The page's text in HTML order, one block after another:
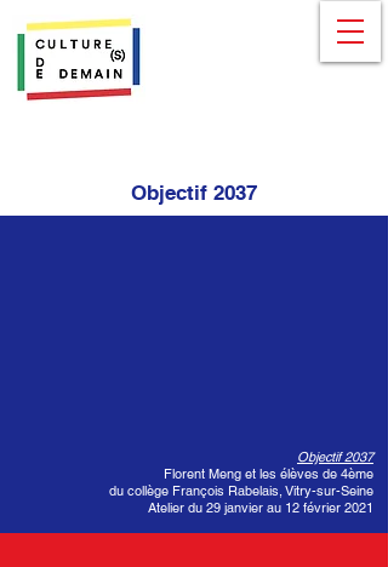
Objectif 2037
Objectif 2037
Florent Meng et les élèves de 4ème
du collège François Rabelais, Vitry-sur-Seine
Atelier du 29 janvier au 12 février 2021